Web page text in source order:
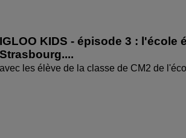
IGLOO KIDS - épisode 3 : l'école
Strasbourg....
avec les élève de la classe de CM2 de